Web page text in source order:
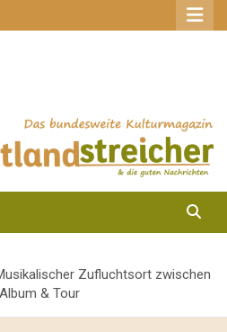
Zufluchtsort zwischen
& Tour